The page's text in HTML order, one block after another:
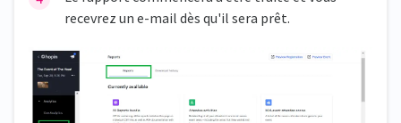
recevrez un e-mail dès qu'il sera prêt.